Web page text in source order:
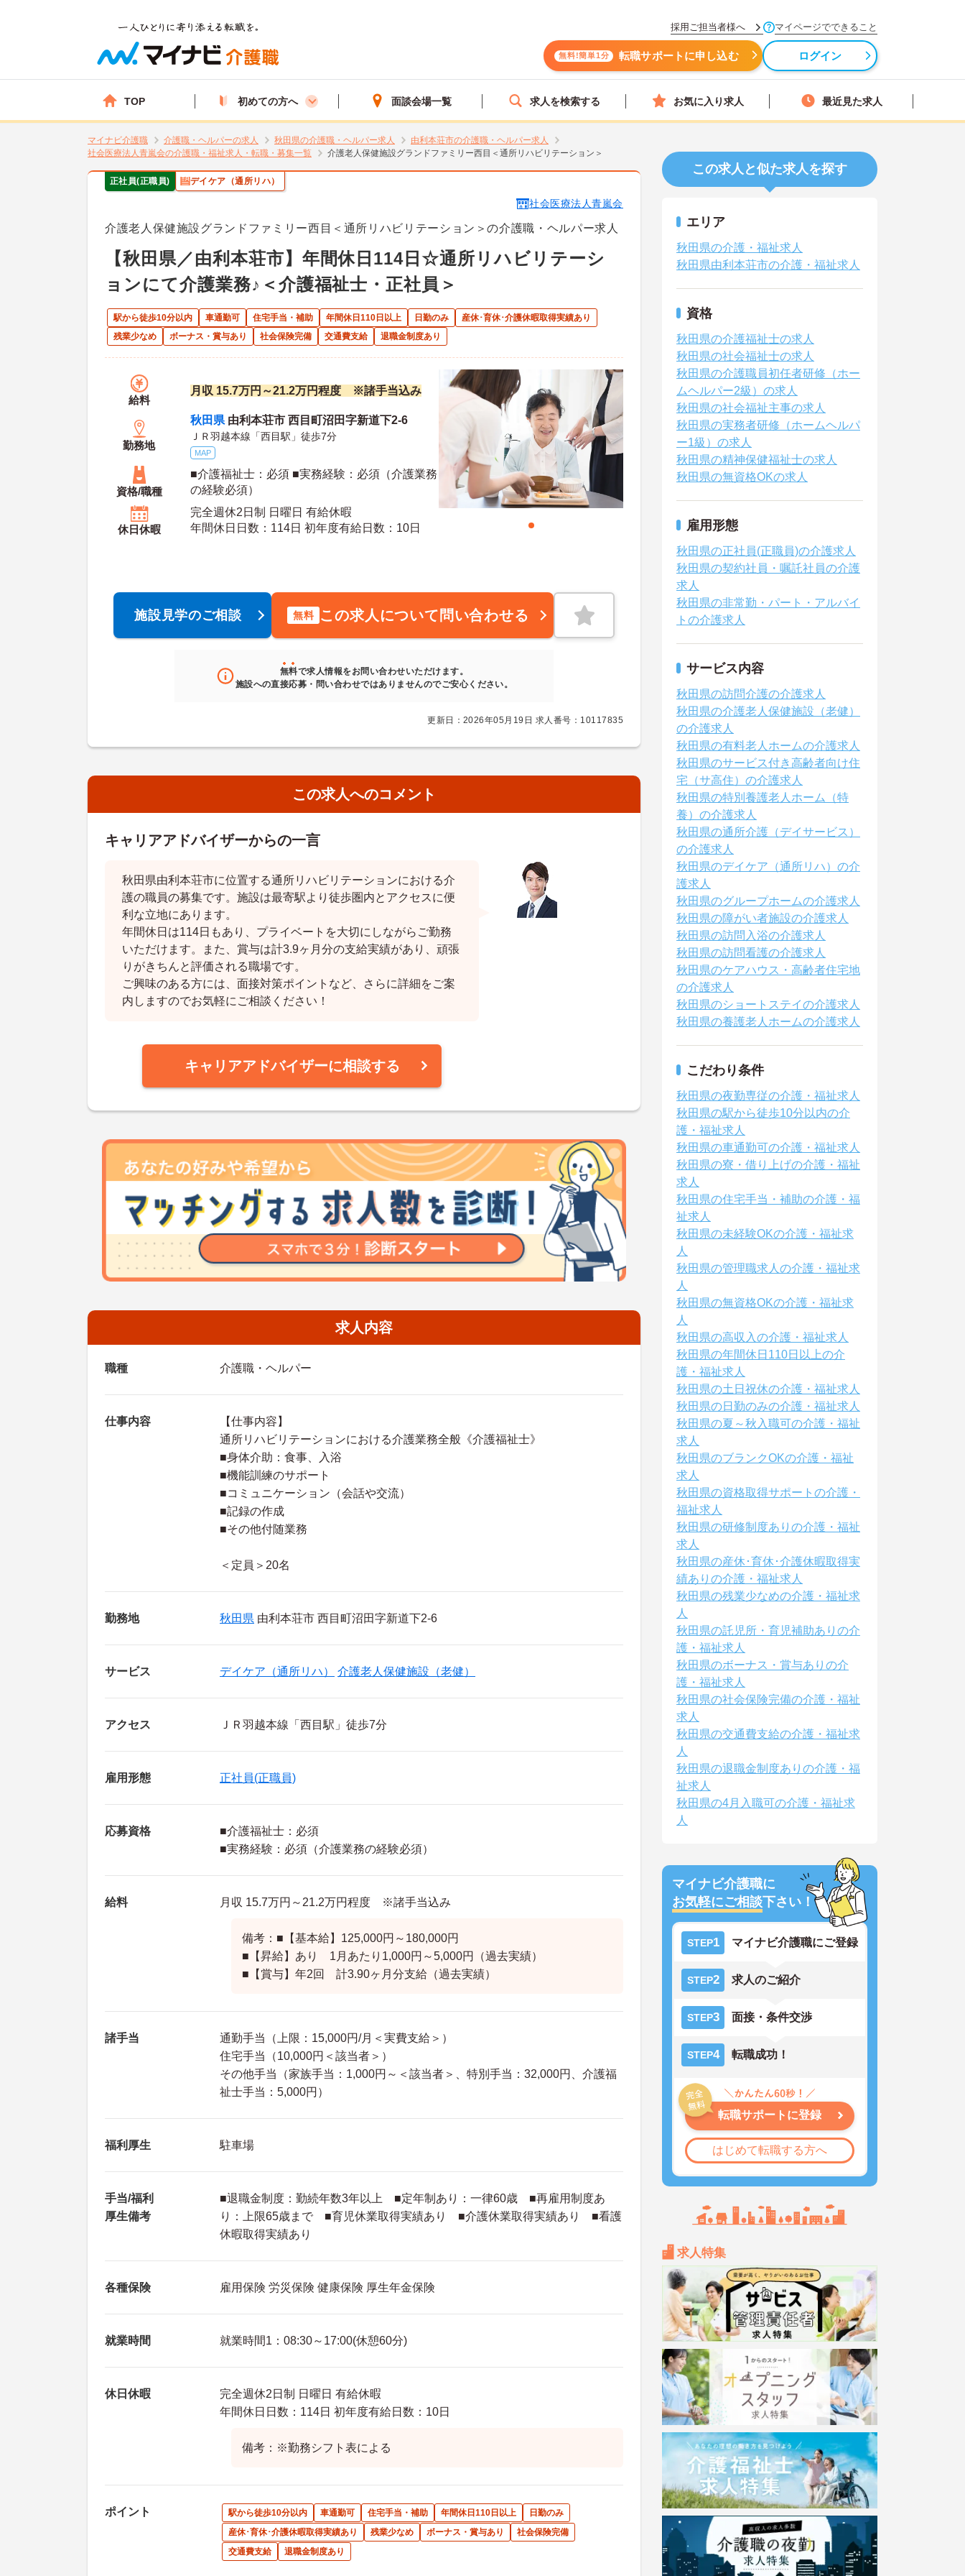
採用ご担当者様へ マイページでできること
無料!簡単1分 転職サポートに申し込む ログイン
TOP 初めての方へ 面談会場一覧 求人を検索する お気に入り求人 最近見た求人
マイナビ介護職 介護職・ヘルパーの求人 秋田県の介護職・ヘルパー求人
由利本荘市の介護職・ヘルパー求人
社会医療法人青嵐会の介護職・福祉求人・転職・募集一覧
介護老人保健施設グランドファミリー西目＜通所リハビリテーション＞
正社員(正職員) デイケア（通所リハ）
社会医療法人青嵐会
介護老人保健施設グランドファミリー西目＜通所リハビリテーション＞の介護職・ヘルパー求人
【秋田県／由利本荘市】年間休日114日☆通所リハビリテーシ
ョンにて介護業務♪＜介護福祉士・正社員＞
駅から徒歩10分以内 車通勤可 住宅手当・補助 年間休日110日以上 日勤のみ
産休･育休･介護休暇取得実績あり
残業少なめ
ボーナス・賞与あり 社会保険完備 交通費支給 退職金制度あり
給料
月収 15.7万円～21.2万円程度 ※諸手当込み
勤務地
秋田県 由利本荘市 西目町沼田字新道下2-6
ＪＲ羽越本線「西目駅」徒歩7分
MAP
資格/職種
■介護福祉士：必須 ■実務経験：必須（介護業務
の経験必須）
休日休暇
完全週休2日制 日曜日 有給休暇
年間休日日数：114日 初年度有給日数：10日
施設見学のご相談 無料 この求人について問い合わせる
無料で求人情報をお問い合わせいただけます。
施設への直接応募・問い合わせではありませんのでご安心ください。
更新日：2026年05月19日 求人番号：10117835
この求人へのコメント
キャリアアドバイザーからの一言
秋田県由利本荘市に位置する通所リハビリテーションにおける介
護の職員の募集です。施設は最寄駅より徒歩圏内とアクセスに便
利な立地にあります。
年間休日は114日もあり、プライベートを大切にしながらご勤務
いただけます。また、賞与は計3.9ヶ月分の支給実績があり、頑張
りがきちんと評価される職場です。
ご興味のある方には、面接対策ポイントなど、さらに詳細をご案
内しますのでお気軽にご相談ください！
キャリアアドバイザーに相談する
求人内容
職種 介護職・ヘルパー
仕事内容
【仕事内容】
通所リハビリテーションにおける介護業務全般《介護福祉士》
■身体介助：食事、入浴
■機能訓練のサポート
■コミュニケーション（会話や交流）
■記録の作成
■その他付随業務
＜定員＞20名
勤務地 秋田県 由利本荘市 西目町沼田字新道下2-6
サービス デイケア（通所リハ） 介護老人保健施設（老健）
アクセス ＪＲ羽越本線「西目駅」徒歩7分
雇用形態 正社員(正職員)
応募資格
■介護福祉士：必須
■実務経験：必須（介護業務の経験必須）
給料 月収 15.7万円～21.2万円程度 ※諸手当込み
備考：■【基本給】125,000円～180,000円
■【昇給】あり 1月あたり1,000円～5,000円（過去実績）
■【賞与】年2回 計3.90ヶ月分支給（過去実績）
諸手当
通勤手当（上限：15,000円/月＜実費支給＞）
住宅手当（10,000円＜該当者＞）
その他手当（家族手当：1,000円～＜該当者＞、特別手当：32,000円、介護福
祉士手当：5,000円）
福利厚生 駐車場
手当/福利
厚生備考
■退職金制度：勤続年数3年以上 ■定年制あり：一律60歳 ■再雇用制度あ
り：上限65歳まで ■育児休業取得実績あり ■介護休業取得実績あり ■看護
休暇取得実績あり
各種保険 雇用保険 労災保険 健康保険 厚生年金保険
就業時間 就業時間1：08:30～17:00(休憩60分)
休日休暇
完全週休2日制 日曜日 有給休暇
年間休日日数：114日 初年度有給日数：10日
備考：※勤務シフト表による
ポイント 駅から徒歩10分以内 車通勤可 住宅手当・補助 年間休日110日以上
日勤のみ
産休･育休･介護休暇取得実績あり
残業少なめ ボーナス・賞与あり
社会保険完備
交通費支給
退職金制度あり
この求人と似た求人を探す
エリア
秋田県の介護・福祉求人
秋田県由利本荘市の介護・福祉求人
資格
秋田県の介護福祉士の求人
秋田県の社会福祉士の求人
秋田県の介護職員初任者研修（ホー
ムヘルパー2級）の求人
秋田県の社会福祉主事の求人
秋田県の実務者研修（ホームヘルパ
ー1級）の求人
秋田県の精神保健福祉士の求人
秋田県の無資格OKの求人
雇用形態
秋田県の正社員(正職員)の介護求人
秋田県の契約社員・嘱託社員の介護
求人
秋田県の非常勤・パート・アルバイ
トの介護求人
サービス内容
秋田県の訪問介護の介護求人
秋田県の介護老人保健施設（老健）
の介護求人
秋田県の有料老人ホームの介護求人
秋田県のサービス付き高齢者向け住
宅（サ高住）の介護求人
秋田県の特別養護老人ホーム（特
養）の介護求人
秋田県の通所介護（デイサービス）
の介護求人
秋田県のデイケア（通所リハ）の介
護求人
秋田県のグループホームの介護求人
秋田県の障がい者施設の介護求人
秋田県の訪問入浴の介護求人
秋田県の訪問看護の介護求人
秋田県のケアハウス・高齢者住宅地
の介護求人
秋田県のショートステイの介護求人
秋田県の養護老人ホームの介護求人
こだわり条件
秋田県の夜勤専従の介護・福祉求人
秋田県の駅から徒歩10分以内の介
護・福祉求人
秋田県の車通勤可の介護・福祉求人
秋田県の寮・借り上げの介護・福祉
求人
秋田県の住宅手当・補助の介護・福
祉求人
秋田県の未経験OKの介護・福祉求
人
秋田県の管理職求人の介護・福祉求
人
秋田県の無資格OKの介護・福祉求
人
秋田県の高収入の介護・福祉求人
秋田県の年間休日110日以上の介
護・福祉求人
秋田県の土日祝休の介護・福祉求人
秋田県の日勤のみの介護・福祉求人
秋田県の夏～秋入職可の介護・福祉
求人
秋田県のブランクOKの介護・福祉
求人
秋田県の資格取得サポートの介護・
福祉求人
秋田県の研修制度ありの介護・福祉
求人
秋田県の産休･育休･介護休暇取得実
績ありの介護・福祉求人
秋田県の残業少なめの介護・福祉求
人
秋田県の託児所・育児補助ありの介
護・福祉求人
秋田県のボーナス・賞与ありの介
護・福祉求人
秋田県の社会保険完備の介護・福祉
求人
秋田県の交通費支給の介護・福祉求
人
秋田県の退職金制度ありの介護・福
祉求人
秋田県の4月入職可の介護・福祉求
人
マイナビ介護職に
お気軽にご相談下さい！
STEP1 マイナビ介護職にご登録
STEP2 求人のご紹介
STEP3 面接・条件交渉
STEP4 転職成功！
転職サポートに登録
はじめて転職する方へ
求人特集